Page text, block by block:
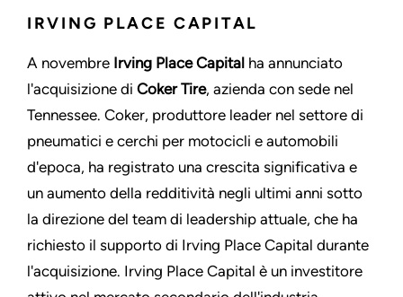
IRVING PLACE CAPITAL
A novembre Irving Place Capital ha annunciato
l'acquisizione di Coker Tire, azienda con sede nel
Tennessee. Coker, produttore leader nel settore di
pneumatici e cerchi per motocicli e automobili
d'epoca, ha registrato una crescita significativa e
un aumento della redditività negli ultimi anni sotto
la direzione del team di leadership attuale, che ha
richiesto il supporto di Irving Place Capital durante
l'acquisizione. Irving Place Capital è un investitore